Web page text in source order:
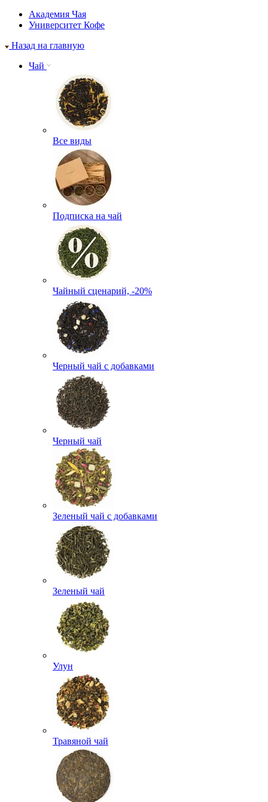
Академия Чая
Университет Кофе
Назад на главную
Чай
Все виды
Подписка на чай
Чайный сценарий, -20%
Черный чай с добавками
Черный чай
Зеленый чай с добавками
Зеленый чай
Улун
Травяной чай